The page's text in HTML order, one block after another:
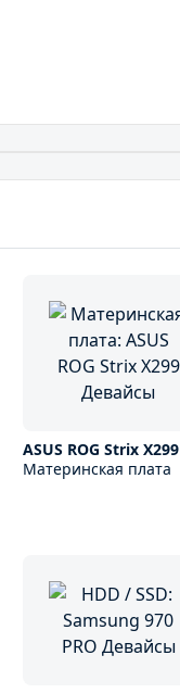
ASUS ROG Strix X299
Материнская плата